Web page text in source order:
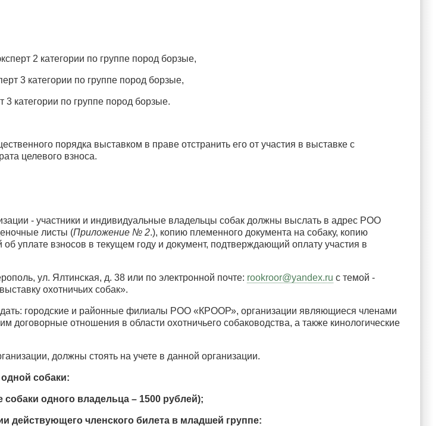
категории по группе пород борзые,
категории по группе пород борзые,
по группе пород борзые.
порядка выставком в праве отстранить его от участия в выставке с
целевого взноса.
- участники и индивидуальные владельцы собак должны выслать в адрес РОО
листы (Приложение № 2.), копию племенного документа на собаку, копию
об уплате взносов в текущем году и документ, подтверждающий оплату участия в
ул. Ялтинская, д. 38 или по электронной почте: rookroor@yandex.ru с темой -
охотничьих собак».
городские и районные филиалы РОО «КРООР», организации являющиеся членами
договорные отношения в области охотничьего собаководства, а также кинологические
должны стоять на учете в данной организации.
собаки:
одного владельца – 1500 рублей);
действующего членского билета в младшей группе: